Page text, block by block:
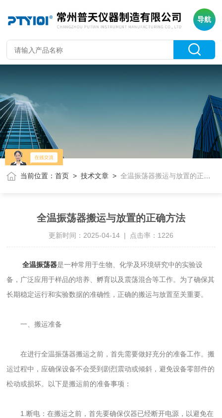
导航
当前位置：首页 >技术文章 >全温振荡器搬运与放置的正确方法
全温振荡器搬运与放置的正确方法
更新时间：2025-04-14 | 点击率：1226
全温振荡器是一种常用于生物、化学及环境研究中的实验设
备，广泛应用于样品的培养、孵育以及震荡混合等工作。为了确保其
长期稳定运行和实验数据的准确性，正确的搬运与放置至关重要。
一、搬运准备
在进行全温振荡器搬运之前，首先需要做好充分的准备工作。搬
运过程中，应确保设备不会受到剧烈震动或倾斜，避免设备零部件的
松动或损坏。以下是搬运前的准备事项：
1.断电：在搬运之前，首先要确保仪器已经断开电源，以避免在